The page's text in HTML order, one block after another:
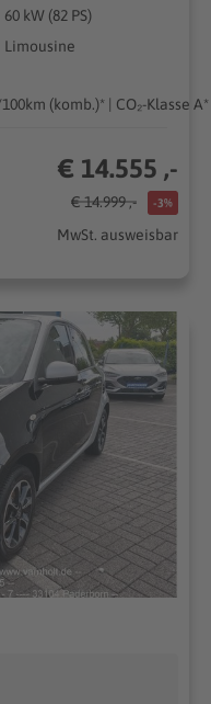
60 kW (82 PS)
Limousine
(komb.)* | CO₂-Klasse A*
€ 14.555 ,-
€ 14.999 ,- -3%
MwSt. ausweisbar